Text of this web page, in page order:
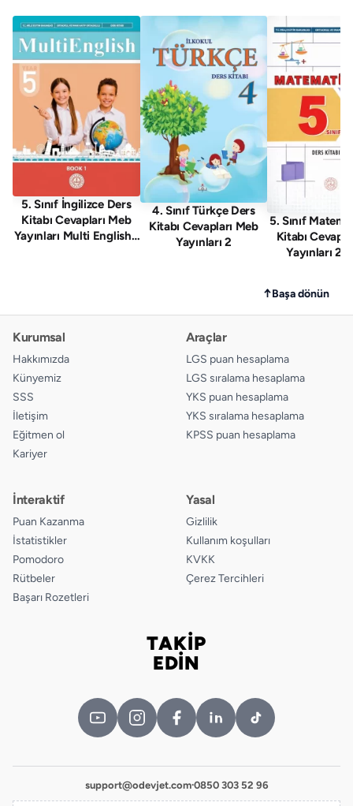
5. Sınıf İngilizce Ders
Kitabı Cevapları Meb
Yayınları Multi English 1
4. Sınıf Türkçe Ders
Kitabı Cevapları Meb
Yayınları 2
5. Sınıf
Kitabı
Yayınları 2.
↑Başa dönün
Kurumsal
Hakkımızda
Künyemiz
SSS
İletişim
Eğitmen ol
Kariyer
Araçlar
LGS puan hesaplama
LGS sıralama hesaplama
YKS puan hesaplama
YKS sıralama hesaplama
KPSS puan hesaplama
İnteraktif
Puan Kazanma
İstatistikler
Pomodoro
Rütbeler
Başarı Rozetleri
Yasal
Gizlilik
Kullanım koşulları
KVKK
Çerez Tercihleri
TAKİP
EDİN
support@odevjet.com·0850 303 52 96